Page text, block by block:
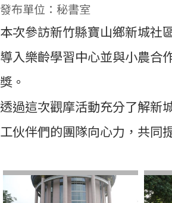
發布單位：秘書室
本次參訪新竹縣寶山鄉新城社
導入樂齡學習中心並與小農合
獎。
透過這次觀摩活動充分了解新
工伙伴們的團隊向心力，共同